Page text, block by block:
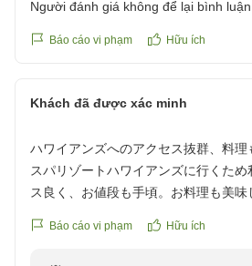
も綺麗にお撮りいただき、美味しく
足いただけて何よりです。当ホテル
しっかりと温まり、湯冷めしにくい
日頃の疲れを少しでも癒やしていた
しく思います。
「いわきに来た際はまた予約します
葉を胸に、今後も皆様に快適で心地
Người đánh giá không để lại bình luận.
Báo cáo vi phạm Hữu ích
Khách đã được xác minh
ハワイアンズへのアクセス抜群、料理
スパリゾートハワイアンズに行くた
ス良く、お値段も手頃。お料理も美味
https://review.travel.rakuten.co.jp/
Báo cáo vi phạm Hữu ích